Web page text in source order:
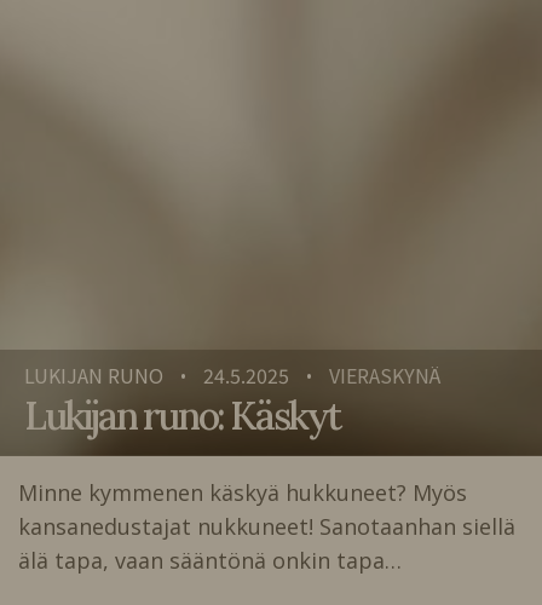
LUKIJAN RUNO • 24.5.2025 • VIERASKYNÄ
Lukijan runo: Käskyt
Minne kymmenen käskyä hukkuneet? Myös
kansanedustajat nukkuneet! Sanotaanhan siellä
älä tapa, vaan sääntönä onkin tapa…